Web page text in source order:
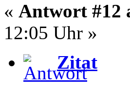
« Antwort #12
12:05 Uhr »
Zitat